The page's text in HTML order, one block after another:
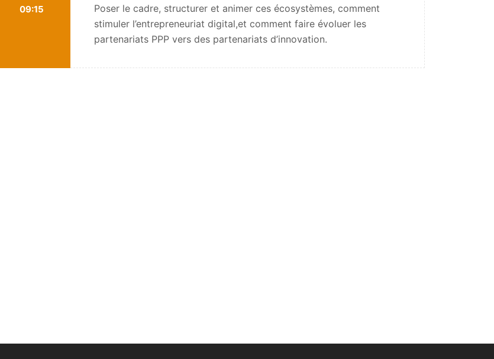
09:15
Poser le cadre, structurer et animer ces écosystèmes, comment
stimuler l’entrepreneuriat digital,et comment faire évoluer les
partenariats PPP vers des partenariats d’innovation.